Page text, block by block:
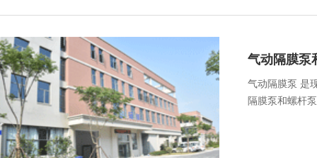
气动隔膜泵
气动隔膜泵 是
隔膜泵和螺杆